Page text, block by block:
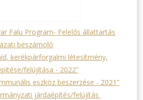
Falu Program- Felelős állattartás
beszámoló
kerékpárforgalmi létesítmény,
felújítása - 2022”
eszköz beszerzése - 2021”
járdaépítés/felújítás